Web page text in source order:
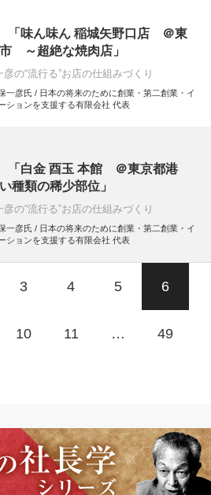
味ん味ん 稲城矢野口店 ＠東
～超絶な焼肉店」
彦の“流行る”お店の仕組みづくり
一彦氏 / 日本の将来のために創業・第二創業・イ
ションを支援する有限会社 代表
「白金 酉玉 本館 ＠東京都港
種類の稀少部位」
彦の“流行る”お店の仕組みづくり
一彦氏 / 日本の将来のために創業・第二創業・イ
ションを支援する有限会社 代表
3 4 5 6
10 11 … 49